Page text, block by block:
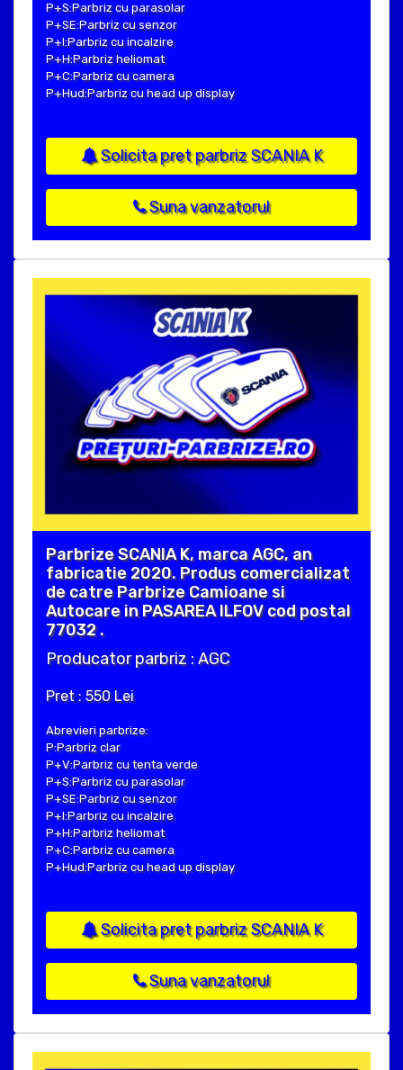
P+S:Parbriz cu parasolar
P+SE:Parbriz cu senzor
P+I:Parbriz cu incalzire
P+H:Parbriz heliomat
P+C:Parbriz cu camera
P+Hud:Parbriz cu head up display
Solicita pret parbriz SCANIA K
Suna vanzatorul
Parbrize SCANIA K, marca AGC, an
fabricatie 2020. Produs comercializat
de catre Parbrize Camioane si
Autocare in PASAREA ILFOV cod postal
77032 .
Producator parbriz : AGC
Pret : 550 Lei
Abrevieri parbrize:
P:Parbriz clar
P+V:Parbriz cu tenta verde
P+S:Parbriz cu parasolar
P+SE:Parbriz cu senzor
P+I:Parbriz cu incalzire
P+H:Parbriz heliomat
P+C:Parbriz cu camera
P+Hud:Parbriz cu head up display
Solicita pret parbriz SCANIA K
Suna vanzatorul